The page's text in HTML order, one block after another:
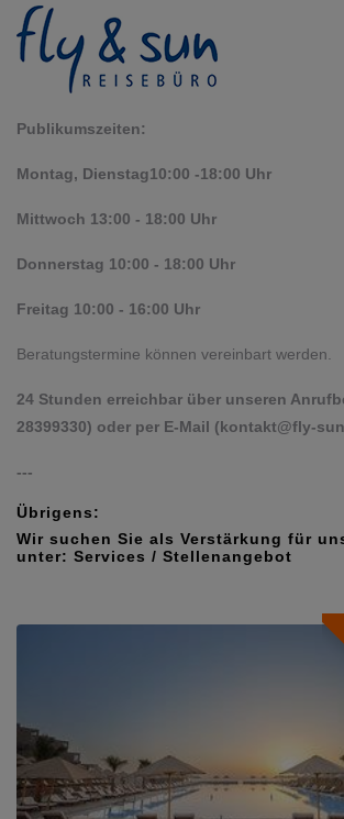
Publikumszeiten:
Montag, Dienstag10:00 -18:00 Uhr
Mittwoch 13:00 - 18:00 Uhr
Donnerstag 10:00 - 18:00 Uhr
Freitag 10:00 - 16:00 Uhr
Beratungstermine können vereinbart werden.
24 Stunden erreichbar über unseren
28399330) oder per E-Mail (kontakt@fly-
---
Übrigens:
Wir suchen Sie als Verstärkung für
unter: Services / Stellenangebot